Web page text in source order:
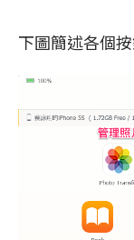
下圖簡述各個